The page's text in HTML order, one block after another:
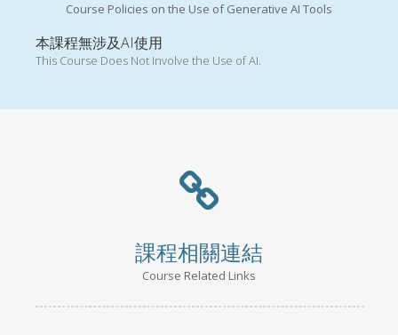
Course Policies on the Use of Generative AI Tools
本課程無涉及AI使用
This Course Does Not Involve the Use of AI.
課程相關連結
Course Related Links